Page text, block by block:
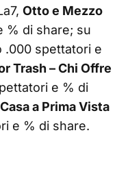
Otto e Mezzo
% di share; su
.000 spettatori e
Trash – Chi Offre
e % di
Casa a Prima Vista
e % di share.